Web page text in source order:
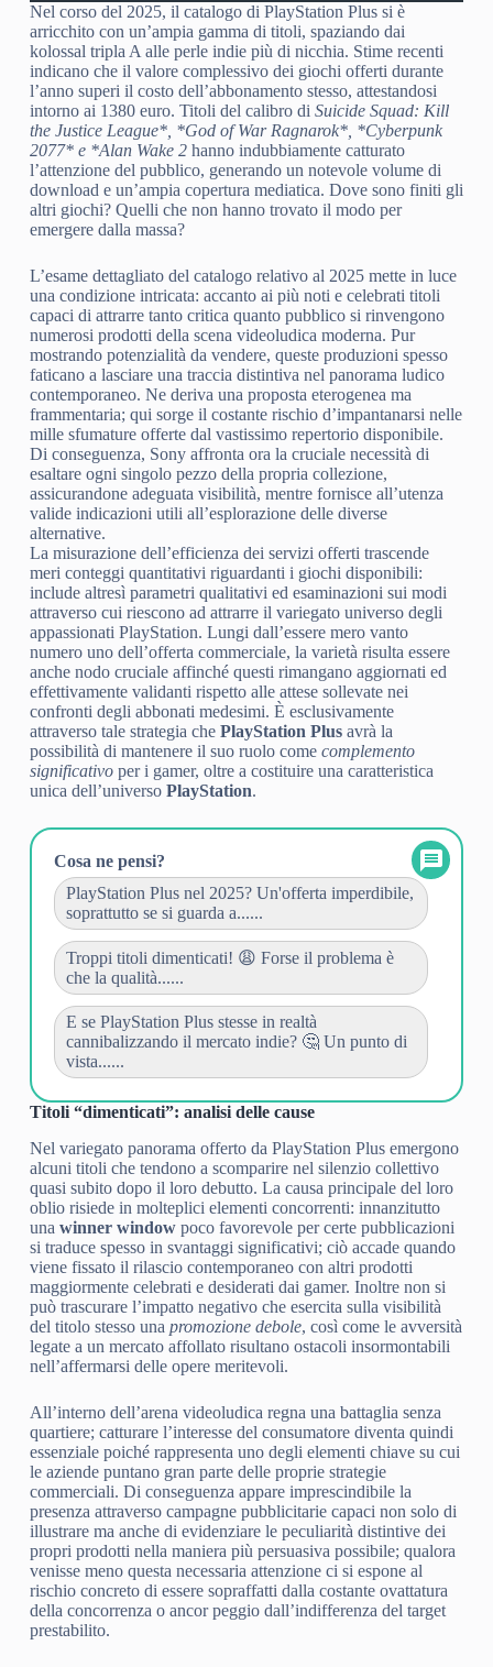
Nel corso del 2025, il catalogo di PlayStation Plus si è
arricchito con un’ampia gamma di titoli, spaziando dai
kolossal tripla A alle perle indie più di nicchia. Stime recenti
indicano che il valore complessivo dei giochi offerti durante
l’anno superi il costo dell’abbonamento stesso, attestandosi
intorno ai 1380 euro. Titoli del calibro di Suicide Squad: Kill
the Justice League*, *God of War Ragnarok*, *Cyberpunk
2077* e *Alan Wake 2hanno indubbiamente catturato
l’attenzione del pubblico, generando un notevole volume di
download e un’ampia copertura mediatica. Dove sono finiti gli
altri giochi? Quelli che non hanno trovato il modo per
emergere dalla massa?
L’esame dettagliato del catalogo relativo al 2025 mette in luce
una condizione intricata: accanto ai più noti e celebrati titoli
capaci di attrarre tanto critica quanto pubblico si rinvengono
numerosi prodotti della scena videoludica moderna. Pur
mostrando potenzialità da vendere, queste produzioni spesso
faticano a lasciare una traccia distintiva nel panorama ludico
contemporaneo. Ne deriva una proposta eterogenea ma
frammentaria; qui sorge il costante rischio d’impantanarsi nelle
mille sfumature offerte dal vastissimo repertorio disponibile.
Di conseguenza, Sony affronta ora la cruciale necessità di
esaltare ogni singolo pezzo della propria collezione,
assicurandone adeguata visibilità, mentre fornisce all’utenza
valide indicazioni utili all’esplorazione delle diverse
alternative.
La misurazione dell’efficienza dei servizi offerti trascende
meri conteggi quantitativi riguardanti i giochi disponibili:
include altresì parametri qualitativi ed esaminazioni sui modi
attraverso cui riescono ad attrarre il variegato universo degli
appassionati PlayStation. Lungi dall’essere mero vanto
numero uno dell’offerta commerciale, la varietà risulta essere
anche nodo cruciale affinché questi rimangano aggiornati ed
effettivamente validanti rispetto alle attese sollevate nei
confronti degli abbonati medesimi. È esclusivamente
attraverso tale strategia che PlayStation Plusavrà la
possibilità di mantenere il suo ruolo come complemento
significativoper i gamer, oltre a costituire una caratteristica
unica dell’universo PlayStation.
Cosa ne pensi?
PlayStation Plus nel 2025? Un'offerta imperdibile,
soprattutto se si guarda a......
Troppi titoli dimenticati! 😩 Forse il problema è
che la qualità......
E se PlayStation Plus stesse in realtà
cannibalizzando il mercato indie? 🤔 Un punto di
vista......
Titoli “dimenticati”: analisi delle cause
Nel variegato panorama offerto da PlayStation Plus emergono
alcuni titoli che tendono a scomparire nel silenzio collettivo
quasi subito dopo il loro debutto. La causa principale del loro
oblio risiede in molteplici elementi concorrenti: innanzitutto
una winner windowpoco favorevole per certe pubblicazioni
si traduce spesso in svantaggi significativi; ciò accade quando
viene fissato il rilascio contemporaneo con altri prodotti
maggiormente celebrati e desiderati dai gamer. Inoltre non si
può trascurare l’impatto negativo che esercita sulla visibilità
del titolo stesso una promozione debole, così come le avversità
legate a un mercato affollato risultano ostacoli insormontabili
nell’affermarsi delle opere meritevoli.
All’interno dell’arena videoludica regna una battaglia senza
quartiere; catturare l’interesse del consumatore diventa quindi
essenziale poiché rappresenta uno degli elementi chiave su cui
le aziende puntano gran parte delle proprie strategie
commerciali. Di conseguenza appare imprescindibile la
presenza attraverso campagne pubblicitarie capaci non solo di
illustrare ma anche di evidenziare le peculiarità distintive dei
propri prodotti nella maniera più persuasiva possibile; qualora
venisse meno questa necessaria attenzione ci si espone al
rischio concreto di essere sopraffatti dalla costante ovattatura
della concorrenza o ancor peggio dall’indifferenza del target
prestabilito.